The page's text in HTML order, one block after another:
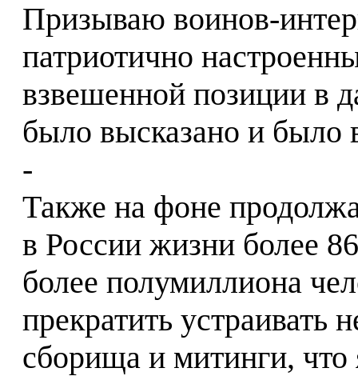
Призываю воинов-
патриотично
взвешенной позиции в
было высказано и было
-
Также на фоне
в России жизни более
более полумиллиона
прекратить устраивать
сборища и митинги, что